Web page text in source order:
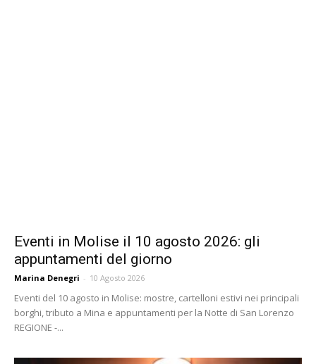
Eventi in Molise il 10 agosto 2026: gli
appuntamenti del giorno
Marina Denegri - 10 Agosto 2026
Eventi del 10 agosto in Molise: mostre, cartelloni estivi nei principali
borghi, tributo a Mina e appuntamenti per la Notte di San Lorenzo
REGIONE -...